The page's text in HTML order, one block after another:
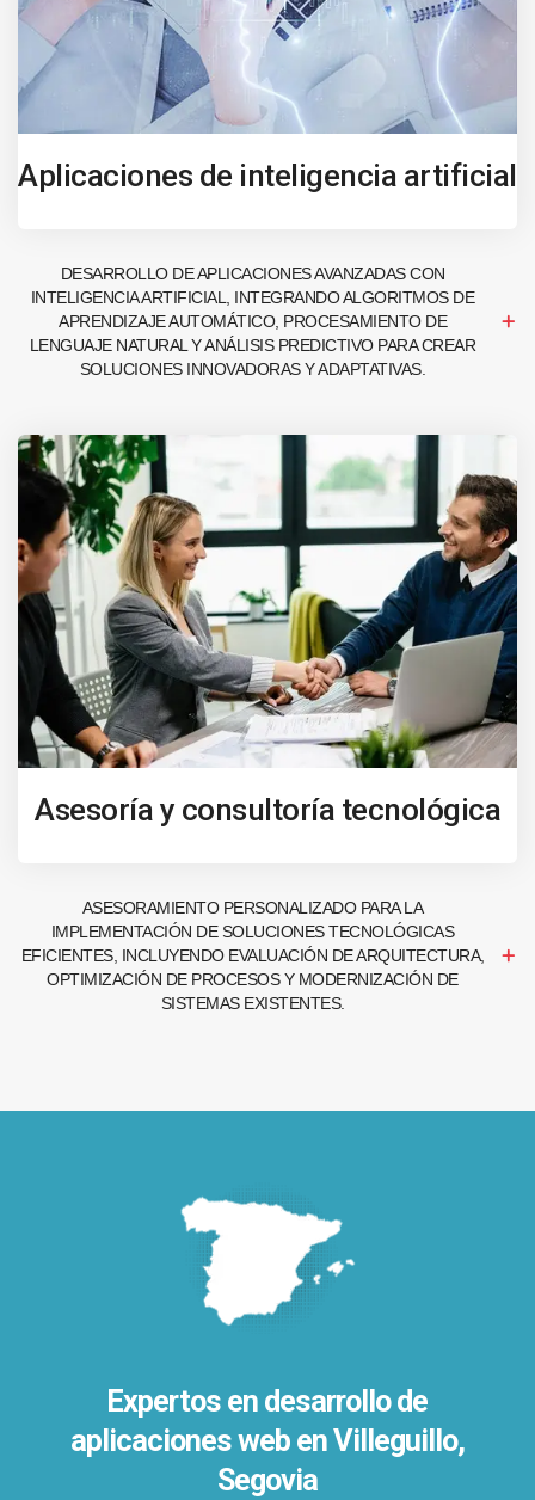
Aplicaciones de inteligencia artificial
DESARROLLO DE APLICACIONES AVANZADAS CON
INTELIGENCIA ARTIFICIAL, INTEGRANDO ALGORITMOS DE
APRENDIZAJE AUTOMÁTICO, PROCESAMIENTO DE
LENGUAJE NATURAL Y ANÁLISIS PREDICTIVO PARA CREAR
SOLUCIONES INNOVADORAS Y ADAPTATIVAS.
Asesoría y consultoría tecnológica
ASESORAMIENTO PERSONALIZADO PARA LA
IMPLEMENTACIÓN DE SOLUCIONES TECNOLÓGICAS
EFICIENTES, INCLUYENDO EVALUACIÓN DE ARQUITECTURA,
OPTIMIZACIÓN DE PROCESOS Y MODERNIZACIÓN DE
SISTEMAS EXISTENTES.
Expertos en desarrollo de
aplicaciones web en Villeguillo,
Segovia